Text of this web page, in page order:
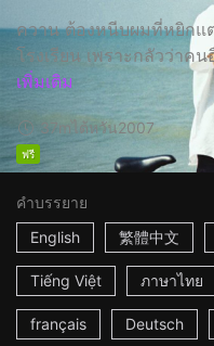
ควาน ต้องหนีบผมที่หยิกแ
โรงเรียน เพราะกลัวว่าค
เพิ่มเติม
37m ไต้หวัน2007
ฟรี
คำบรรยาย
English
繁體中文
Tiếng Việt ภาษาไทย
français Deutsch